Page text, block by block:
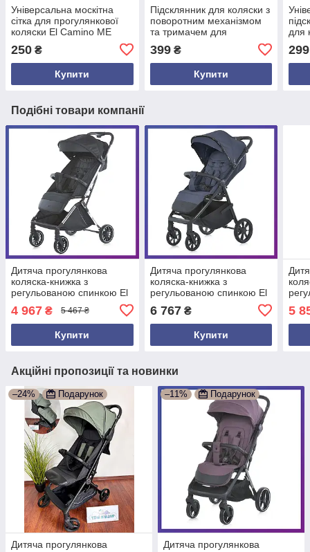
Універсальна москітна
сітка для прогулянкової
коляски El Camino ME
250 ₴
Купити
Підсклянник для коляски з
поворотним механізмом
та тримачем для
телефону El Camino ME
1137
399₴
Купити
для
299
Подібні товари компанії
Дитяча прогулянкова
коляска-книжка з
регульованою спинкою El
Чорний
4 967 ₴ 5 467 ₴
Купити
Дитяча прогулянкова
коляска-книжка з
регульованою спинкою El
Camino ME 1182 MALTA
Captain Blue Синій
6 767₴
Купити
5
Акційні пропозиції та новинки
–24% Подарунок
Дитяча прогулянкова
–11% Подарунок
Дитяча прогулянкова